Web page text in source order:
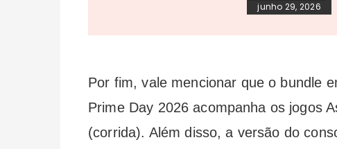
junho 29, 2026
Por fim, vale mencionar que o bundle
Prime Day 2026 acompanha os jogos
(corrida). Além disso, a versão do